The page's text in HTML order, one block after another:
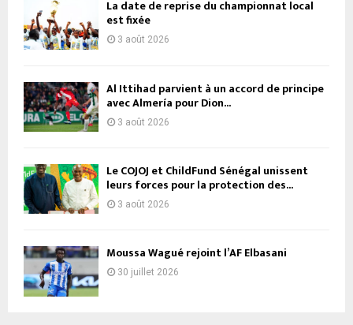
La date de reprise du championnat local
est fixée
3 août 2026
Al Ittihad parvient à un accord de principe
avec Almería pour Dion...
3 août 2026
Le COJOJ et ChildFund Sénégal unissent
leurs forces pour la protection des...
3 août 2026
Moussa Wagué rejoint l’AF Elbasani
30 juillet 2026